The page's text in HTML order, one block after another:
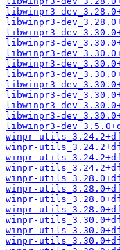
libwinpr3-
libwinpr3-
libwinpr3-
libwinpr3-
libwinpr3-
libwinpr3-
libwinpr3-
libwinpr3-
libwinpr3-
libwinpr3-
libwinpr3-
libwinpr3-
winpr-
winpr-
winpr-
winpr-
winpr-
winpr-
winpr-
winpr-
winpr-
winpr-
winpr-